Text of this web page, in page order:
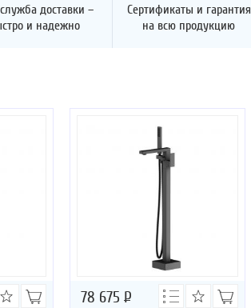
доставки –
и надежно
Сертификаты и гарантия
на всю продукцию
78 675 Р